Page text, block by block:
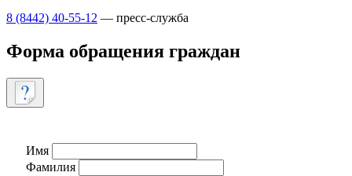
8 (8442) 40-55-12 — пресс-служба
Форма обращения граждан
Имя
Фамилия